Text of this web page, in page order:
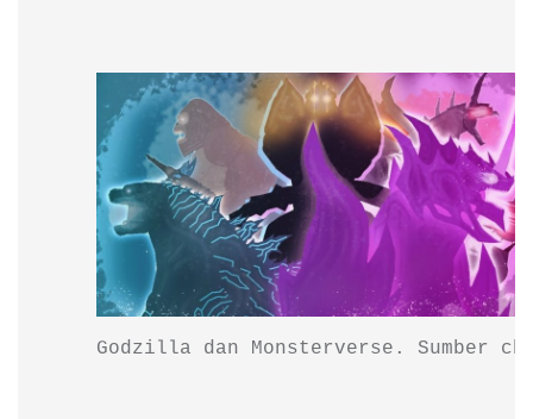
Godzilla dan Monsterverse. Sumber